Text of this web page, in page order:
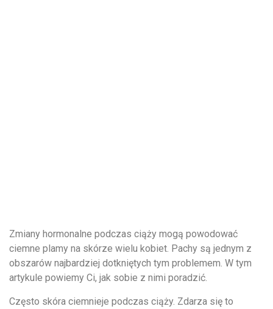
Zmiany hormonalne podczas ciąży mogą powodować
ciemne plamy na skórze wielu kobiet. Pachy są jednym z
obszarów najbardziej dotkniętych tym problemem. W tym
artykule powiemy Ci, jak sobie z nimi poradzić.
Często skóra ciemnieje podczas ciąży. Zdarza się to